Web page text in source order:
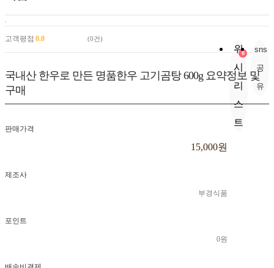
고객평점 0.0 (0건)
위
시
리
스
트
0
sns
공
유
국내산 한우로 만든 명품한우 고기곰탕 600g 요약정보 및
구매
판매가격
15,000원
제조사
부경식품
포인트
0원